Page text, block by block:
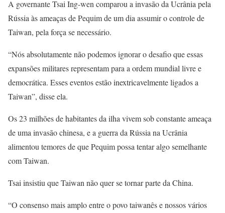
A governante Tsai Ing-wen comparou a invasão da Ucrânia pela
Rússia às ameaças de Pequim de um dia assumir o controle de
Taiwan, pela força se necessário.
“Nós absolutamente não podemos ignorar o desafio que essas
expansões militares representam para a ordem mundial livre e
democrática. Esses eventos estão inextricavelmente ligados a
Taiwan”, disse ela.
Os 23 milhões de habitantes da ilha vivem sob constante ameaça
de uma invasão chinesa, e a guerra da Rússia na Ucrânia
alimentou temores de que Pequim possa tentar algo semelhante
com Taiwan.
Tsai insistiu que Taiwan não quer se tornar parte da China.
“O consenso mais amplo entre o povo taiwanês e nossos vários